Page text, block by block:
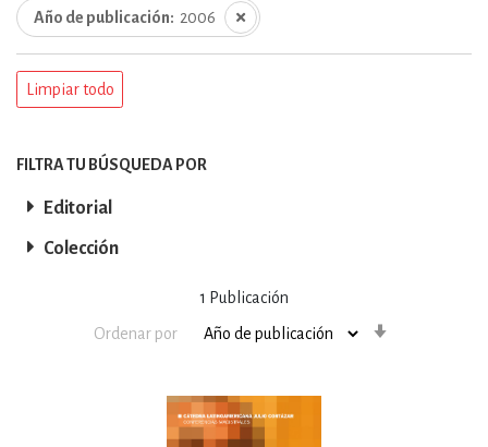
1 Publicación
Ordenar por
Año de publicación 2006
Limpiar todo
FILTRA TU BÚSQUEDA POR
Editorial
Colección